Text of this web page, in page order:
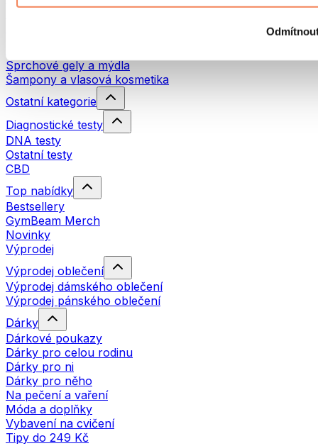
Sprchové gely a mýdla
Šampony a vlasová kosmetika
Ostatní kategorie
Diagnostické testy
DNA testy
Ostatní testy
CBD
Top nabídky
Bestsellery
GymBeam Merch
Novinky
Výprodej
Výprodej oblečení
Výprodej dámského oblečení
Výprodej pánského oblečení
Dárky
Dárkové poukazy
Dárky pro celou rodinu
Dárky pro ni
Dárky pro něho
Na pečení a vaření
Móda a doplňky
Vybavení na cvičení
Tipy do 249 Kč